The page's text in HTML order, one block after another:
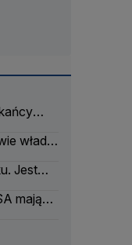
władz
Jest
mają